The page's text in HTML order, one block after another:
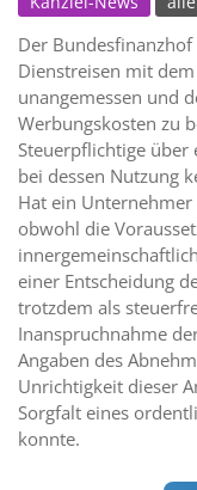
Der
Dienstreisen mit
unangemessen und
Werbungskosten zu
Steuerpflichtige
bei dessen Nutzung
Hat ein
obwohl die
einer Entscheidung
trotzdem als
Inanspruchnahme
Angaben des
Unrichtigkeit dieser
Sorgfalt eines
konnte.